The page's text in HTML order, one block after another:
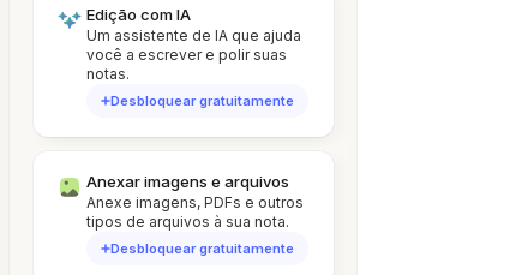
Edição com IA
Um assistente de IA que ajuda
você a escrever e polir suas
notas.
Desbloquear gratuitamente
Anexar imagens e arquivos
Anexe imagens, PDFs e outros
tipos de arquivos à sua nota.
Desbloquear gratuitamente